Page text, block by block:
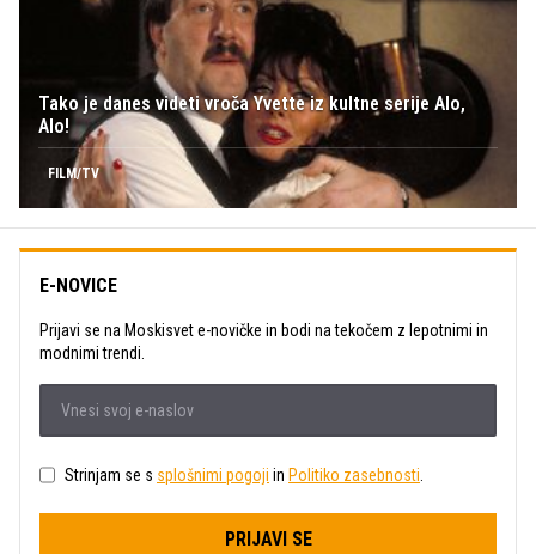
Tako je danes videti vroča Yvette iz kultne serije Alo,
Alo!
FILM/TV
E-NOVICE
Prijavi se na Moskisvet e-novičke in bodi na tekočem z lepotnimi in
modnimi trendi.
Strinjam se s splošnimi pogoji in Politiko zasebnosti
PRIJAVI SE